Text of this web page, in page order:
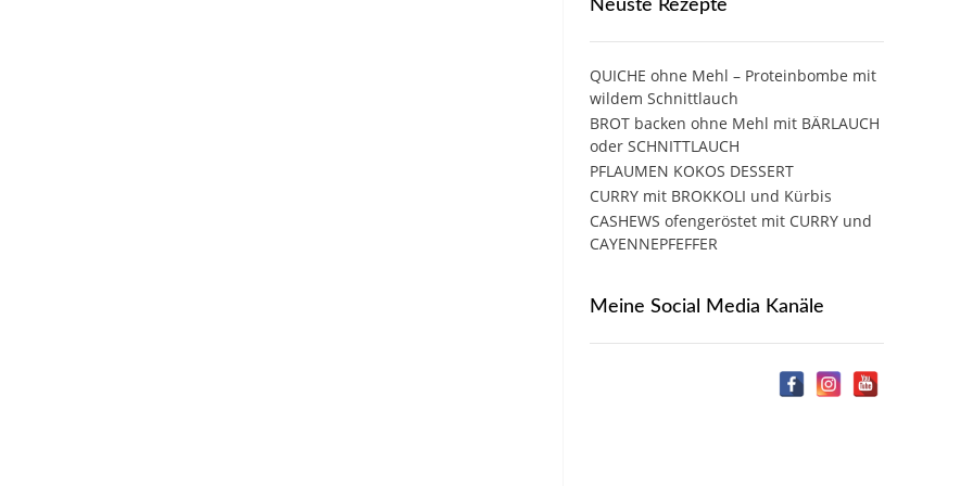
Neuste Rezepte
QUICHE ohne Mehl – Proteinbombe mit
wildem Schnittlauch
BROT backen ohne Mehl mit BÄRLAUCH
oder SCHNITTLAUCH
PFLAUMEN KOKOS DESSERT
CURRY mit BROKKOLI und Kürbis
CASHEWS ofengeröstet mit CURRY und
CAYENNEPFEFFER
Meine Social Media Kanäle